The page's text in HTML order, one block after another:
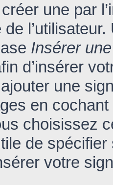
créer une par
de
Insérer
d’insérer
une
en
choisissez
de
votre